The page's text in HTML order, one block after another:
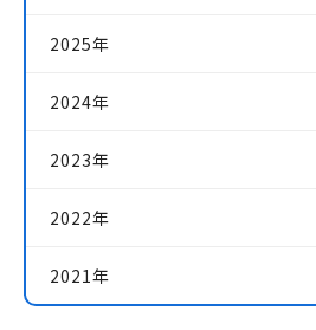
2025年
2024年
2023年
2022年
2021年